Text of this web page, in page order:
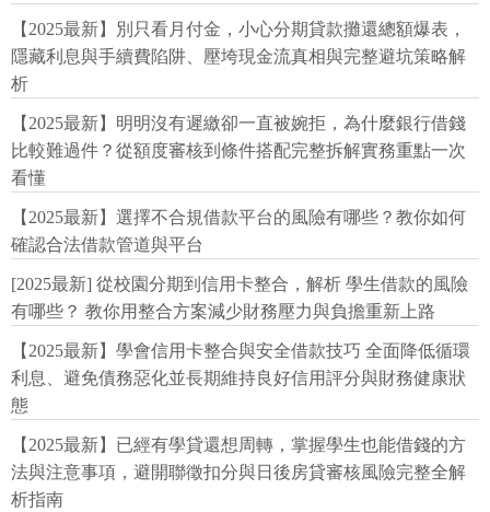
【2025最新】別只看月付金，小心分期貸款攤還總額爆表，
隱藏利息與手續費陷阱、壓垮現金流真相與完整避坑策略解
析
【2025最新】明明沒有遲繳卻一直被婉拒，為什麼銀行借錢
比較難過件？從額度審核到條件搭配完整拆解實務重點一次
看懂
【2025最新】選擇不合規借款平台的風險有哪些？教你如何
確認合法借款管道與平台
[2025最新] 從校園分期到信用卡整合，解析 學生借款的風險
有哪些？ 教你用整合方案減少財務壓力與負擔重新上路
【2025最新】學會信用卡整合與安全借款技巧 全面降低循環
利息、避免債務惡化並長期維持良好信用評分與財務健康狀
態
【2025最新】已經有學貸還想周轉，掌握學生也能借錢的方
法與注意事項，避開聯徵扣分與日後房貸審核風險完整全解
析指南